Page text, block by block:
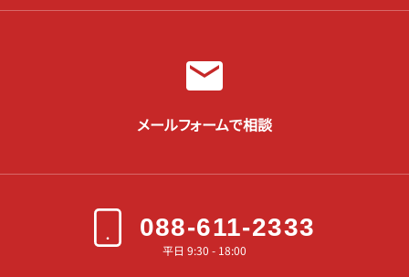
メールフォームで相談
088-611-2333
平日 9:30 - 18:00